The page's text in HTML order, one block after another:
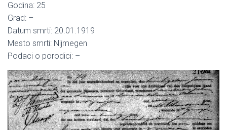
Godina: 25
Grad: –
Datum smrti: 20.01.1919
Mesto smrti: Nijmegen
Podaci o porodici: –